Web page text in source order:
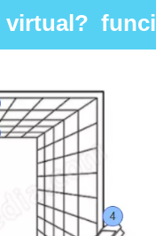
virtual?